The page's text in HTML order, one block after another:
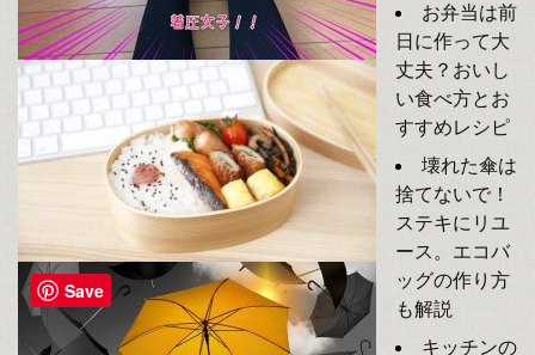
お弁当は前
日に作って大
丈夫？おいし
い食べ方とお
すすめレシピ
壊れた傘は
捨てないで！
ステキにリユ
ース。エコバ
ッグの作り方
も解説
キッチンの
Save